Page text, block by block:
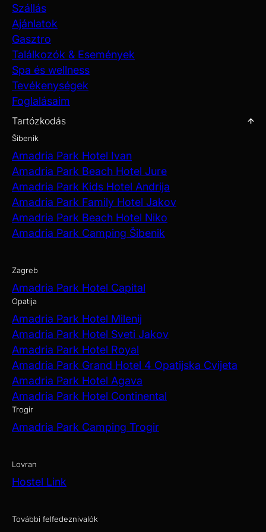
Szállás
Ajánlatok
Gasztro
Találkozók & Események
Spa és wellness
Tevékenységek
Foglalásaim
Tartózkodás
Šibenik
Amadria Park Hotel Ivan
Amadria Park Beach Hotel Jure
Amadria Park Kids Hotel Andrija
Amadria Park Family Hotel Jakov
Amadria Park Beach Hotel Niko
Amadria Park Camping Šibenik
Zagreb
Amadria Park Hotel Capital
Opatija
Amadria Park Hotel Milenij
Amadria Park Hotel Sveti Jakov
Amadria Park Hotel Royal
Amadria Park Grand Hotel 4 Opatijska Cvijeta
Amadria Park Hotel Agava
Amadria Park Hotel Continental
Trogir
Amadria Park Camping Trogir
Lovran
Hostel Link
További felfedeznivalók